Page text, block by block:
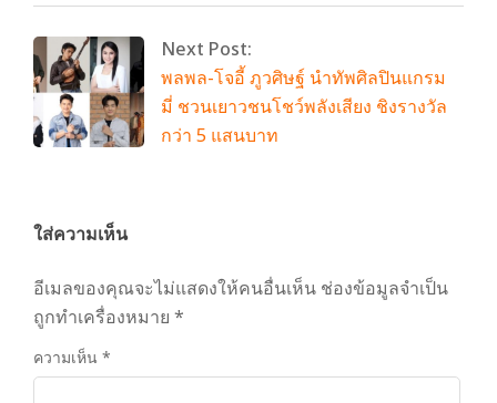
Next Post:
พลพล-โจอี้ ภูวศิษฐ์ นำทัพศิลปินแกรม
มี่ ชวนเยาวชนโชว์พลังเสียง ชิงรางวัล
กว่า 5 แสนบาท
ใส่ความเห็น
อีเมลของคุณจะไม่แสดงให้คนอื่นเห็น ช่องข้อมูลจำเป็น
ถูกทำเครื่องหมาย *
ความเห็น *